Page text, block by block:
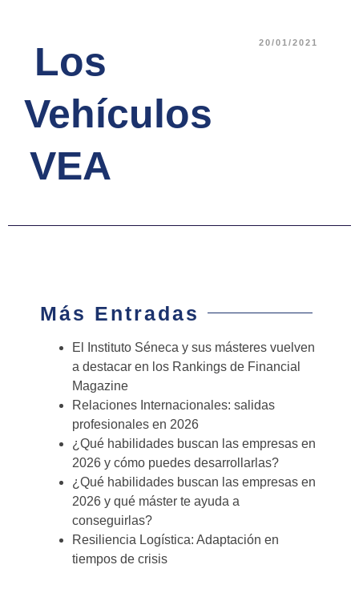
Los
Vehículos
VEA
20/01/2021
Más Entradas
El Instituto Séneca y sus másteres vuelven
a destacar en los Rankings de Financial
Magazine
Relaciones Internacionales: salidas
profesionales en 2026
¿Qué habilidades buscan las empresas en
2026 y cómo puedes desarrollarlas?
¿Qué habilidades buscan las empresas en
2026 y qué máster te ayuda a
conseguirlas?
Resiliencia Logística: Adaptación en
tiempos de crisis